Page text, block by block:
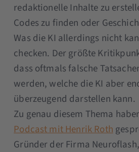
redaktionelle Inhalte zu
Codes zu finden oder
Was die KI allerdings nicht
checken. Der größte
dass oftmals falsche
werden, welche die KI aber
überzeugend darstellen kann.
Zu genau diesem Thema
Podcast mit Henrik Roth
Gründer der Firma